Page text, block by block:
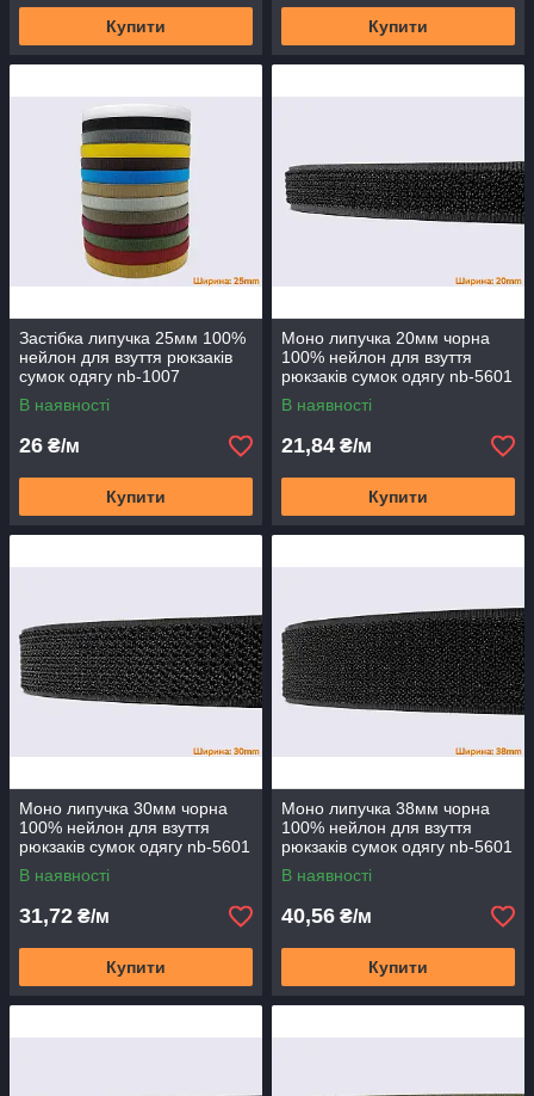
Купити Купити
Застібка липучка 25мм 100%
нейлон для взуття рюкзаків
сумок одягу nb-1007
В наявності
26 ₴/м
Купити
Моно липучка 20мм чорна
100% нейлон для взуття
рюкзаків сумок одягу nb-5601
В наявності
21,84 ₴/м
Купити
Моно липучка 30мм чорна
100% нейлон для взуття
рюкзаків сумок одягу nb-5601
В наявності
31,72 ₴/м
Купити
Моно липучка 38мм чорна
100% нейлон для взуття
рюкзаків сумок одягу nb-5601
В наявності
40,56 ₴/м
Купити